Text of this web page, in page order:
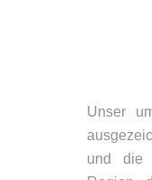
Unser
und die